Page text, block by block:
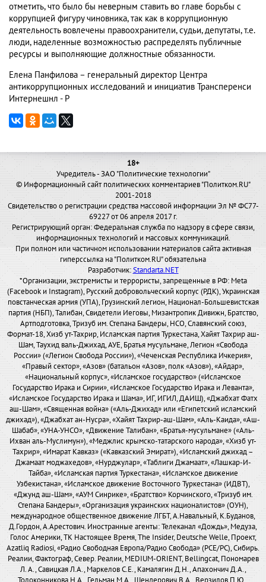
отметить, что было бы неверным ставить во главе борьбы с
коррупцией фигуру чиновника, так как в коррупционную
деятельность вовлечены правоохранители, судьи, депутаты, т.е.
люди, наделенные возможностью распределять публичные
ресурсы и выполняющие должностные обязанности.
Елена Панфилова – генеральный директор Центра
антикоррупционных исследований и инициатив Трансперенси
Интернешнл - Р
18+
Учредитель - ЗАО "Политические технологии"
© Информационный сайт политических комментариев "Политком.RU"
2001-2018
Свидетельство о регистрации средства массовой информации Эл № ФС77-
69227 от 06 апреля 2017 г.
Регистрирующий орган: Федеральная служба по надзору в сфере связи,
информационных технологий и массовых коммуникаций.
При полном или частичном использовании материалов сайта активная
гиперссылка на "Политком.RU" обязательна
Разработчик:Standarta.NET
*Организации, экстремисты и террористы, запрещенные в РФ: Meta
(Facebook и Instagram), Русский добровольческий корпус (РДК), Украинская
повстанческая армия (УПА), Грузинский легион, Национал-Большевистская
партия (НБП), Талибан, Свидетели Иеговы, Мизантропик Дивижн, Братство,
Артподготовка, Тризуб им. Степана Бандеры, НСО, Славянский союз,
Формат-18, Хизб ут-Тахрир, Исламская партия Туркестана, Хайят Тахрир аш-
Шам, Таухид валь-Джихад, АУЕ, Братья мусульмане, Легион «Свобода
России» («Легион Свобода России»), «Чеченская Республика Ичкерия»,
«Правый сектор», «Азов» (батальон «Азов», полк «Азов»), «Айдар»,
«Национальный корпус», «Исламское государство» («Исламское
Государство Ирака и Сирии», «Исламское Государство Ирака и Леванта»,
«Исламское Государство Ирака и Шама», ИГ, ИГИЛ, ДАИШ), «Джабхат Фатх
аш-Шам», «Священная война» («Аль-Джихад» или «Египетский исламский
джихад»), «Джабхат ан-Нусра», «Хайят Тахрир-аш-Шам», «Аль-Каида», «Аш-
Шабаб», «УНА-УНСО», «Движение Талибан», «Братья-мусульмане» («Аль-
Ихван аль-Муслимун»), «Меджлис крымско-татарского народа», «Хизб ут-
Тахрир», «Имарат Кавказ» («Кавказский Эмират»), «Исламский джихад –
Джамаат моджахедов», «Нурджулар», «Таблиги Джамаат», «Лашкар-И-
Тайба», «Исламская партия Туркестана», «Исламское движение
Узбекистана», «Исламское движение Восточного Туркестана» (ИДВТ),
«Джунд аш-Шам», «АУМ Синрике», «Братство» Корчинского, «Тризуб им.
Степана Бандеры», «Организация украинских националистов» (ОУН),
международное общественное движение ЛГБТ, А.Навальный, К.Буданов,
Д.Гордон, А.Арестович. Иностранные агенты: Телеканал «Дождь», Медуза,
Голос Америки, ТК Настоящее Время, The Insider, Deutsche Welle, Проект,
Azatliq Radiosi, «Радио Свободная Европа/Радио Свобода» (PCE/PC), Сибирь.
Реалии, Фактограф, Север. Реалии, MEDIUM-ORIENT, Bellingcat, Пономарев
Л. А., Савицкая Л.А., Маркелов С.Е., Камалягин Д.Н., Апахончич Д.А.,